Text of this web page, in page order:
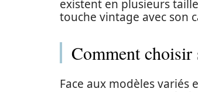
existent en plusieurs
touche vintage avec son
Comment choisir
Face aux modèles variés